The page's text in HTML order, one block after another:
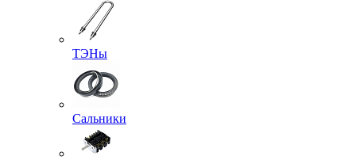
ТЭНы
Сальники